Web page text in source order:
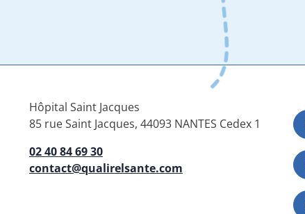
Hôpital Saint Jacques
85 rue Saint Jacques, 44093 NANTES Cedex 1
02 40 84 69 30
contact@qualirelsante.com